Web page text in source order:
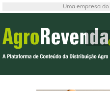
Uma empresa do